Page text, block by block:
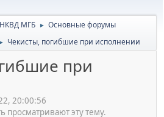
МГБ ► Основные форумы
► Чекисты, погибшие при исполнении
при
20:00:56
просматривают эту тему.